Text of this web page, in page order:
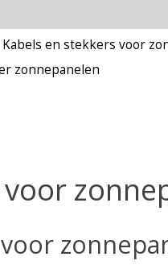
Kabels en stekkers voor
zonnepanelen